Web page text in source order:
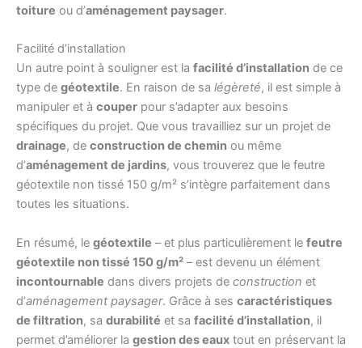
toiture ou d’aménagement paysager.
Facilité d’installation
Un autre point à souligner est la facilité d’installation de ce
type de géotextile. En raison de sa légèreté, il est simple à
manipuler et à couper pour s’adapter aux besoins
spécifiques du projet. Que vous travailliez sur un projet de
drainage, de construction de chemin ou même
d’aménagement de jardins, vous trouverez que le feutre
géotextile non tissé 150 g/m² s’intègre parfaitement dans
toutes les situations.
En résumé, le géotextile – et plus particulièrement le feutre
géotextile non tissé 150 g/m² – est devenu un élément
incontournable dans divers projets de construction et
d’aménagement paysager. Grâce à ses caractéristiques
de filtration, sa durabilité et sa facilité d’installation, il
permet d’améliorer la gestion des eaux tout en préservant la